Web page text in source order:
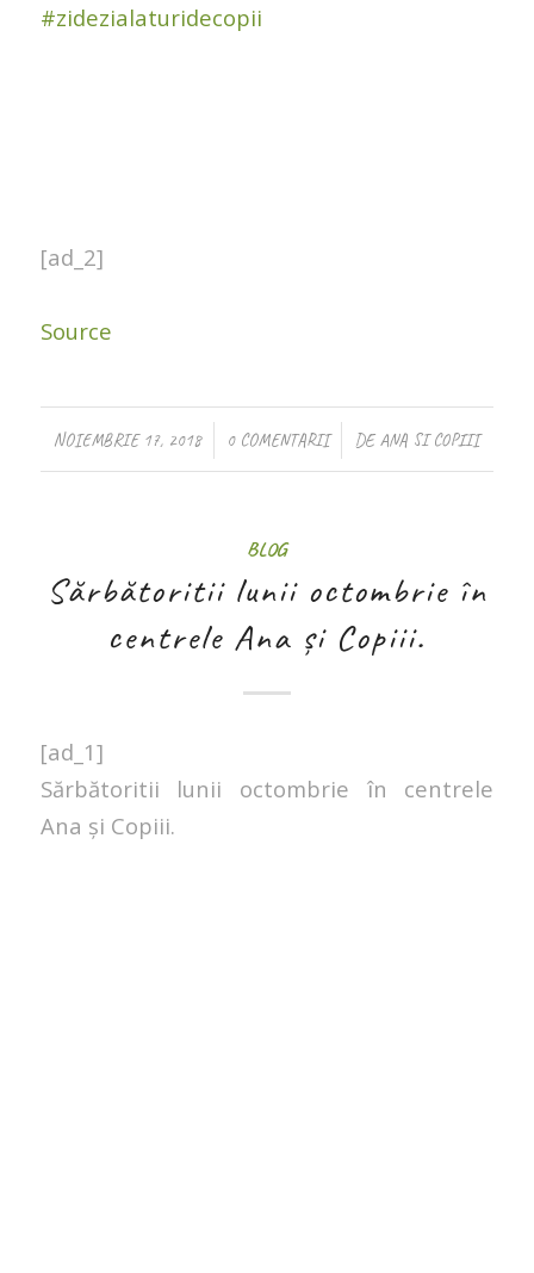
#zidezialaturidecopii
[ad_2]
Source
NOIEMBRIE 17, 2018
/ 0 COMENTARII
/ DE ANA SI COPIII
BLOG
Sărbătoritii lunii octombrie în
centrele Ana și Copiii.
[ad_1]
Sărbătoritii lunii octombrie în centrele
Ana și Copiii.